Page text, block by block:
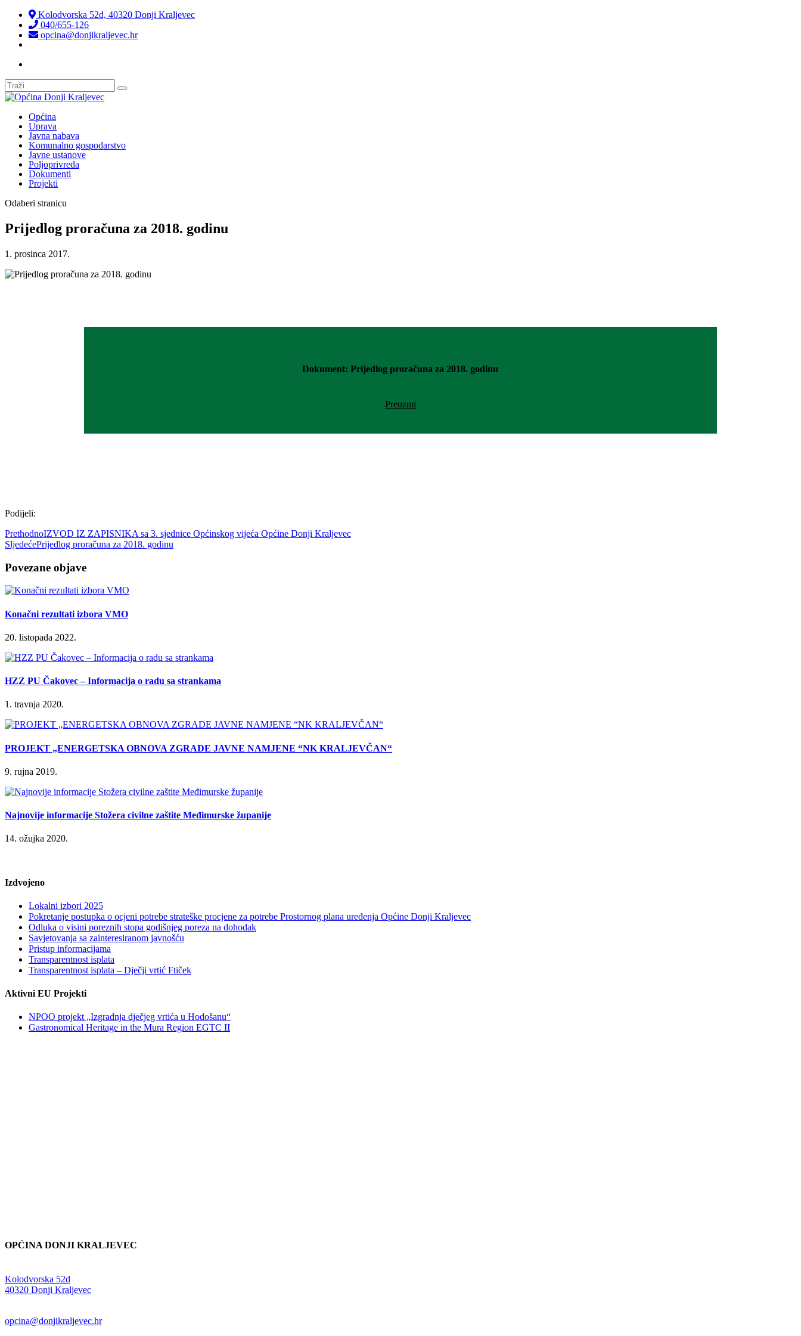
Kolodvorska 52d, 40320 Donji Kraljevec
040/655-126
opcina@donjikraljevec.hr
Općina
Uprava
Javna nabava
Komunalno gospodarstvo
Javne ustanove
Poljoprivreda
Dokumenti
Projekti
Odaberi stranicu
Prijedlog proračuna za 2018. godinu
1. prosinca 2017.
Dokument: Prijedlog proračuna za 2018. godinu
Preuzmi
Podijeli:
PrethodnoIZVOD IZ ZAPISNIKA sa 3. sjednice Općinskog vijeća Općine Donji Kraljevec
SljedećePrijedlog proračuna za 2018. godinu
Povezane objave
Konačni rezultati izbora VMO
20. listopada 2022.
HZZ PU Čakovec – Informacija o radu sa strankama
1. travnja 2020.
PROJEKT „ENERGETSKA OBNOVA ZGRADE JAVNE NAMJENE “NK KRALJEVČAN“
9. rujna 2019.
Najnovije informacije Stožera civilne zaštite Međimurske županije
14. ožujka 2020.
Izdvojeno
Lokalni izbori 2025
Pokretanje postupka o ocjeni potrebe strateške procjene za potrebe Prostornog plana uređenja Općine Donji Kraljevec
Odluka o visini poreznih stopa godišnjeg poreza na dohodak
Savjetovanja sa zainteresiranom javnošću
Pristup informacijama
Transparentnost isplata
Transparentnost isplata – Dječji vrtić Ftiček
Aktivni EU Projekti
NPOO projekt „Izgradnja dječjeg vrtića u Hodošanu“
Gastronomical Heritage in the Mura Region EGTC II
OPĆINA DONJI KRALJEVEC
Kolodvorska 52d
40320 Donji Kraljevec
opcina@donjikraljevec.hr